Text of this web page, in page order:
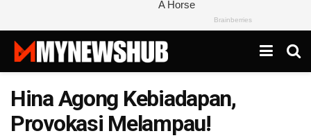
Hina Agong Kebiadapan,
Provokasi Melampau!